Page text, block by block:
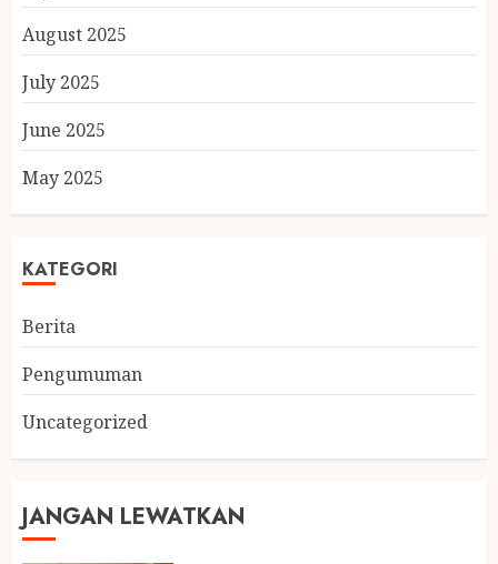
August 2025
July 2025
June 2025
May 2025
KATEGORI
Berita
Pengumuman
Uncategorized
JANGAN LEWATKAN